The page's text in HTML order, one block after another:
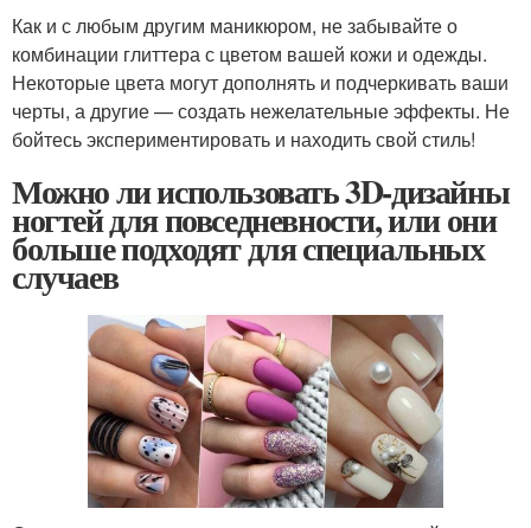
Как и с любым другим маникюром, не забывайте о
комбинации глиттера с цветом вашей кожи и одежды.
Некоторые цвета могут дополнять и подчеркивать ваши
черты, а другие — создать нежелательные эффекты. Не
бойтесь экспериментировать и находить свой стиль!
Можно ли использовать 3D-дизайны
ногтей для повседневности, или они
больше подходят для специальных
случаев